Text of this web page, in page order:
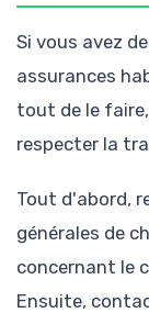
Si vous avez
assurances
tout de le
respecter la
Tout d'abord,
générales de
concernant le
Ensuite,